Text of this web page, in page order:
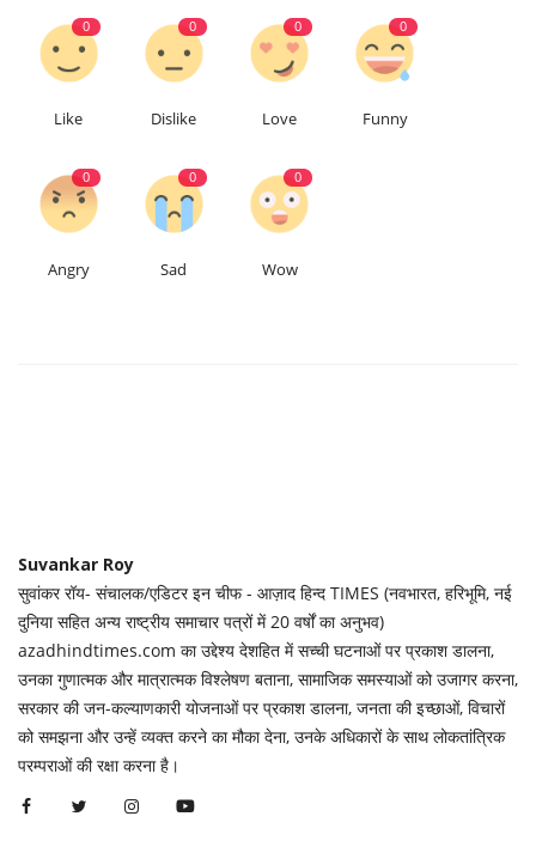
0
Like
0
Dislike
0
Love
0
Funny
0
Angry
0
Sad
0
Wow
Suvankar Roy
सुवांकर रॉय- संचालक/एडिटर इन चीफ - आज़ाद हिन्द TIMES (नवभारत, हरिभूमि, नई
दुनिया सहित अन्य राष्ट्रीय समाचार पत्रों में 20 वर्षों का अनुभव)
azadhindtimes.com का उद्देश्य देशहित में सच्ची घटनाओं पर प्रकाश डालना,
उनका गुणात्मक और मात्रात्मक विश्लेषण बताना, सामाजिक समस्याओं को उजागर करना,
सरकार की जन-कल्याणकारी योजनाओं पर प्रकाश डालना, जनता की इच्छाओं, विचारों
को समझना और उन्हें व्यक्त करने का मौका देना, उनके अधिकारों के साथ लोकतांत्रिक
परम्पराओं की रक्षा करना है।